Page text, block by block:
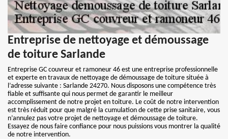
Entreprise de nettoyage et démoussage
de toiture Sarlande
Entreprise GC couvreur et ramoneur 46 est une entreprise professionnelle
et experte en travaux de nettoyage de démoussage de toiture située à
l’adresse suivante : Sarlande 24270. Nous disposons une compétence très
fiable et suffisante qui nous permet de garantir le meilleur
accomplissement de notre projet en toiture. Le coût de notre intervention
est très réduit pour que malgré la cumulation de cette prise sanitaire, vous
n’annulez pas votre projet de nettoyage et démoussage de toiture.
Essayez de nous faire confiance pour nous puissions vous montrer la qualité
de notre intervention.